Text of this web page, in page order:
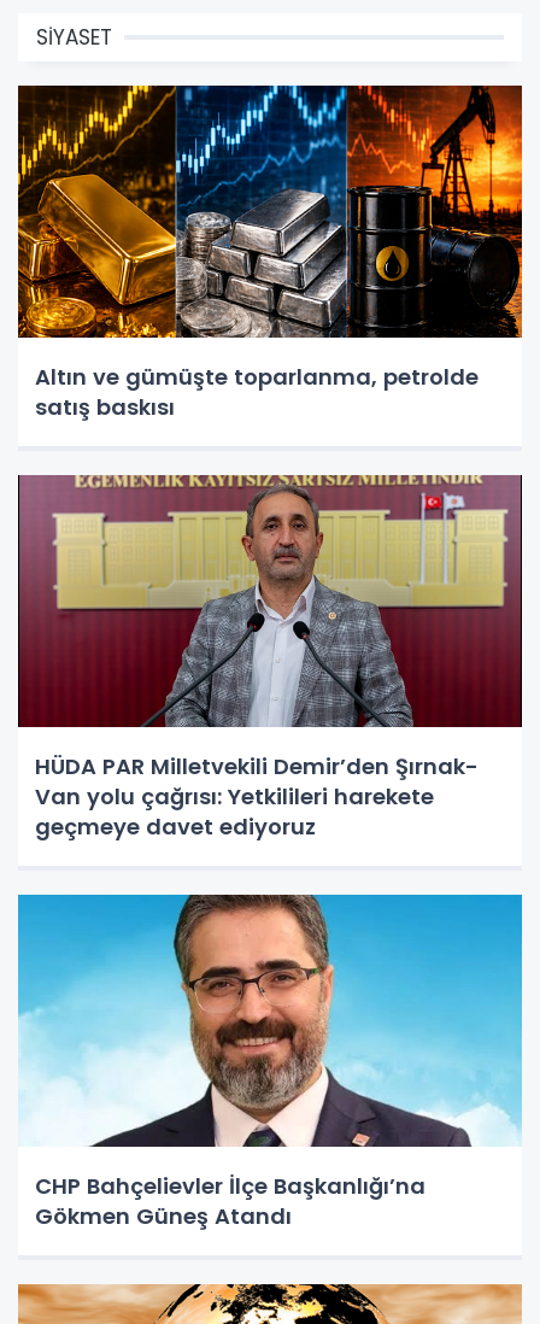
SİYASET
Altın ve gümüşte toparlanma, petrolde
satış baskısı
HÜDA PAR Milletvekili Demir’den Şırnak-
Van yolu çağrısı: Yetkilileri harekete
geçmeye davet ediyoruz
CHP Bahçelievler İlçe Başkanlığı’na
Gökmen Güneş Atandı